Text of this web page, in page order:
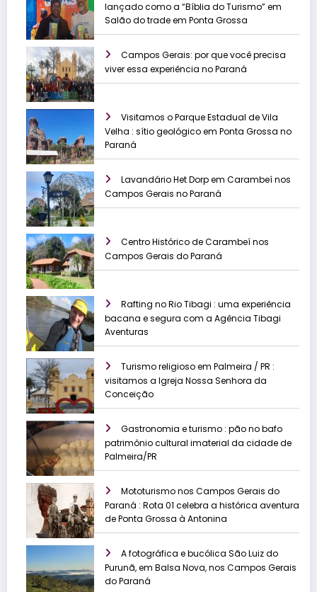
lançado como a “Bíblia do Turismo” em
Salão do trade em Ponta Grossa
Campos Gerais: por que você precisa
viver essa experiência no Paraná
Visitamos o Parque Estadual de Vila
Velha : sítio geológico em Ponta Grossa no
Paraná
Lavandário Het Dorp em Carambeí nos
Campos Gerais no Paraná
Centro Histórico de Carambeí nos
Campos Gerais do Paraná
Rafting no Rio Tibagi : uma experiência
bacana e segura com a Agência Tibagi
Aventuras
Turismo religioso em Palmeira / PR :
visitamos a Igreja Nossa Senhora da
Conceição
Gastronomia e turismo : pão no bafo
patrimônio cultural imaterial da cidade de
Palmeira/PR
Mototurismo nos Campos Gerais do
Paraná : Rota 01 celebra a histórica aventura
de Ponta Grossa à Antonina
A fotográfica e bucólica São Luiz do
Purunã, em Balsa Nova, nos Campos Gerais
do Paraná